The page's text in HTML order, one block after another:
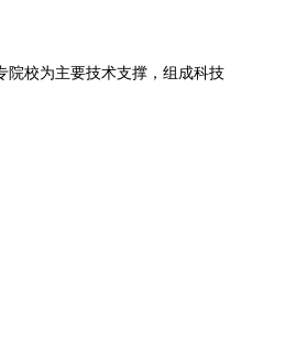
院校为主要技术支撑，组成科技